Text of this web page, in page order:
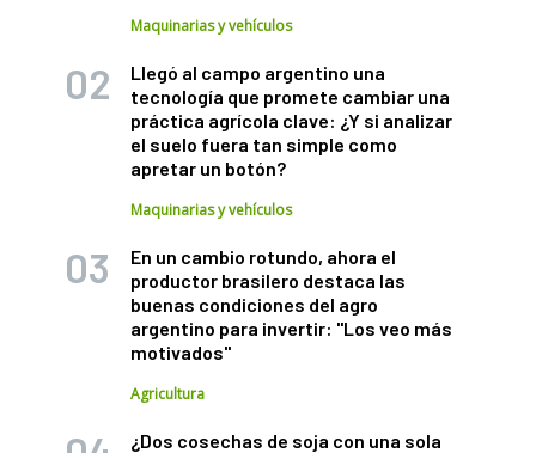
Maquinarias y vehículos
Llegó al campo argentino una
tecnología que promete cambiar una
práctica agrícola clave: ¿Y si analizar
el suelo fuera tan simple como
apretar un botón?
Maquinarias y vehículos
En un cambio rotundo, ahora el
productor brasilero destaca las
buenas condiciones del agro
argentino para invertir: "Los veo más
motivados"
Agricultura
¿Dos cosechas de soja con una sola